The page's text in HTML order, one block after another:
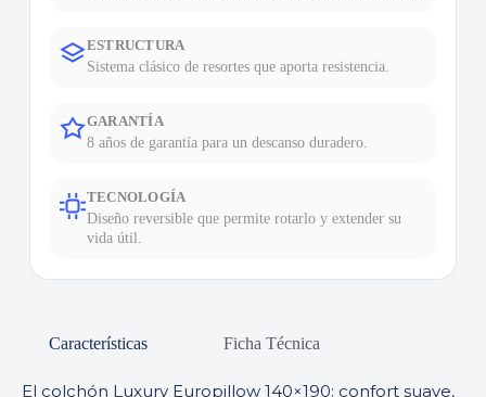
ESTRUCTURA
Sistema clásico de resortes que aporta resistencia.
GARANTÍA
8 años de garantía para un descanso duradero.
TECNOLOGÍA
Diseño reversible que permite rotarlo y extender su
vida útil.
Características Ficha Técnica
El colchón Luxury Europillow 140×190: confort suave,